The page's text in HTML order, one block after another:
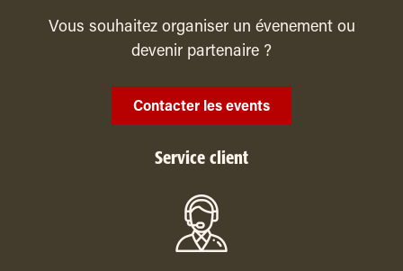
Vous souhaitez organiser un évenement ou
devenir partenaire ?
Contacter les events
Service client